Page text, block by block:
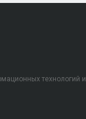
технологий и